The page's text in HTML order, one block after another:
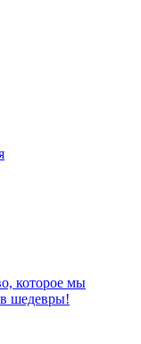
которое мы
шедевры!